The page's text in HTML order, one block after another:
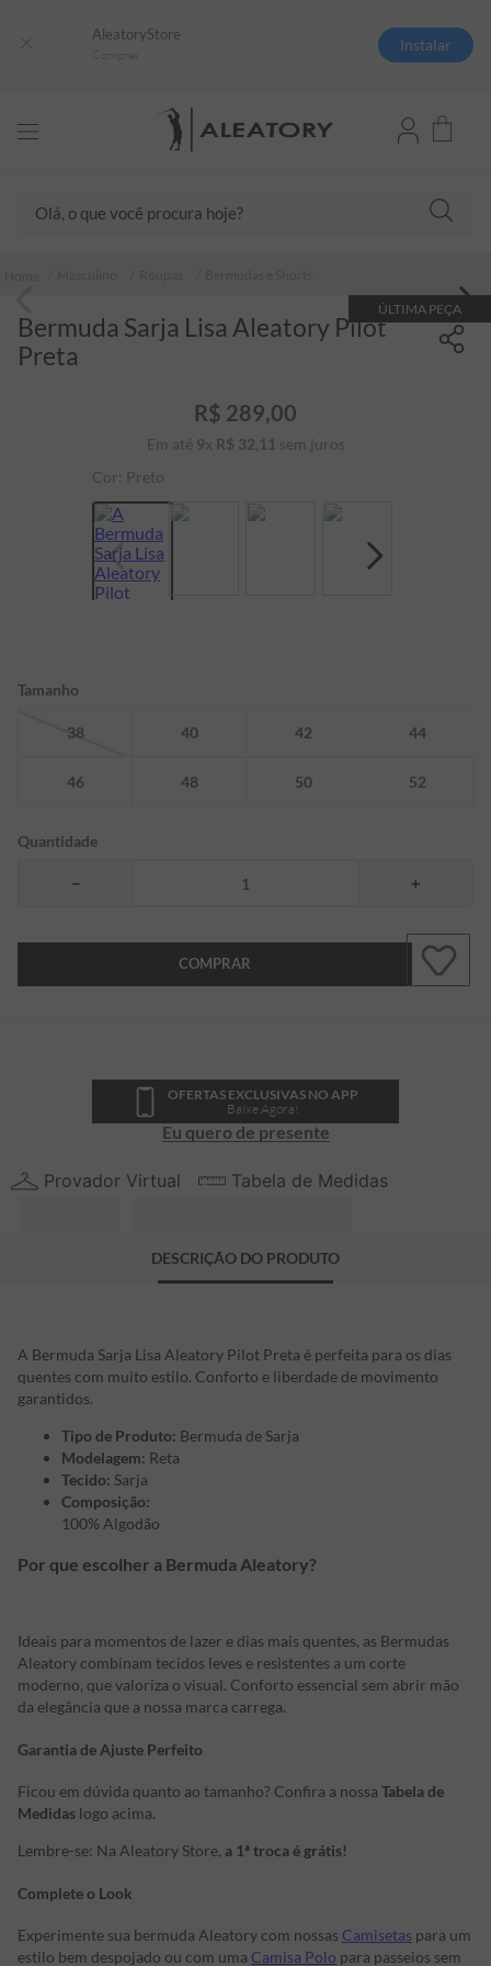
AleatoryStore
Instalar
ÚLTIMA PEÇA
Bermuda Sarja Lisa Aleatory Pilot
Preta
R$ 289,00
Em até 9x R$ 32,11 sem juros
Cor: Preto
Tamanho
38 40 42 44
46 48 50 52
Quantidade
＋
－
COMPRAR
OFERTAS EXCLUSIVAS NO APP
Baixe Agora!
Eu quero de presente
Provador Virtual Tabela de Medidas
DESCRIÇÃO DO PRODUTO
A Bermuda Sarja Lisa Aleatory Pilot Preta é perfeita para os dias
quentes com muito estilo. Conforto e liberdade de movimento
garantidos.
Tipo de Produto: Bermuda de Sarja
Modelagem: Reta
Tecido: Sarja
Composição:
100% Algodão
Por que escolher a Bermuda Aleatory?
Ideais para momentos de lazer e dias mais quentes, as Bermudas
Aleatory combinam tecidos leves e resistentes a um corte
moderno, que valoriza o visual. Conforto essencial sem abrir mão
da elegância que a nossa marca carrega.
Garantia de Ajuste Perfeito
Ficou em dúvida quanto ao tamanho? Confira a nossa Tabela de
Medidas logo acima.
Lembre-se: Na Aleatory Store, a 1ª troca é grátis!
Complete o Look
Experimente sua bermuda Aleatory com nossas Camisetas para um
estilo bem despojado ou com uma Camisa Polo para passeios sem
camisas polo
º
camiseta listrada
4º
camiseta
5º
pima
7º
bermuda